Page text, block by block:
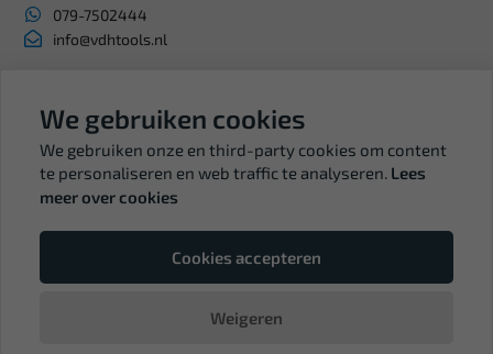
079-7502444
info@vdhtools.nl
BTW: NL819958657B01
We gebruiken cookies
We gebruiken onze en third-party cookies om content
te personaliseren en web traffic te analyseren. Lees
meer over cookies
Cookies accepteren
Weigeren